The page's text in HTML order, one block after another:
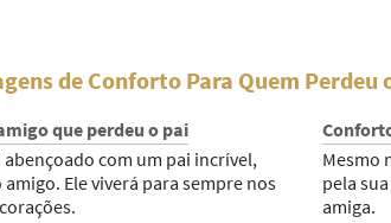
de Conforto Para Quem Perdeu
que perdeu o pai
abençoado com um pai incrível,
Ele viverá para sempre nos
Mesmo
pela
amiga.